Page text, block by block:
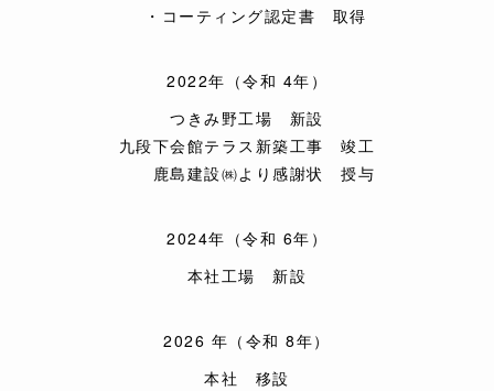
・コーティング認定書 取得
2022年（令和 4年）
つきみ野工場 新設
九段下会館テラス新築工事 竣工
鹿島建設㈱より感謝状 授与
2024年（令和 6年）
本社工場 新設
2026 年（令和 8年）
本社 移設